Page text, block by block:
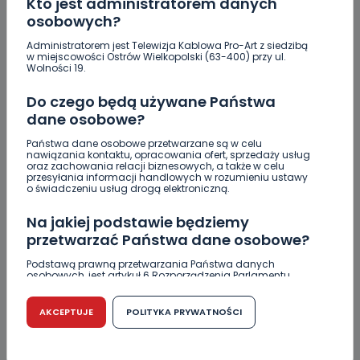
osobowych?
Administratorem jest Telewizja Kablowa Pro-Art z siedzibą
w miejscowości Ostrów Wielkopolski (63-400) przy ul.
Wolności 19.
Do czego będą używane Państwa
dane osobowe?
Państwa dane osobowe przetwarzane są w celu
nawiązania kontaktu, opracowania ofert, sprzedaży usług
oraz zachowania relacji biznesowych, a także w celu
przesyłania informacji handlowych w rozumieniu ustawy
o świadczeniu usług drogą elektroniczną.
Na jakiej podstawie będziemy
przetwarzać Państwa dane osobowe?
Podstawą prawną przetwarzania Państwa danych
osobowych, jest artykuł 6 Rozporządzenia Parlamentu
r. w sprawie ochrony osób fizycznych w związku z
przetwarzaniem danych osobowych w sprawie
swobodnego przepływu takich danych oraz uchylenia
dyrektywy 95/46/WE (RODO).
AKCEPTUJE POLITYKA PRYWATNOŚCI
REGION WIADOMOŚCI
powinien ją sfinansować?
07.02.2019 07:19
Sebastian Matyszczak